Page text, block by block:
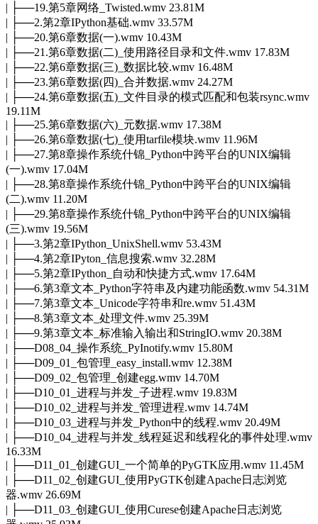
| ├──19.第5章网络_Twisted.wmv 23.81M
| ├──2.第2章IPython基础.wmv 33.57M
| ├──20.第6章数据(一).wmv 10.43M
| ├──21.第6章数据(二)_使用路径目录和文件.wmv 17.83M
| ├──22.第6章数据(三)_数据比较.wmv 16.48M
| ├──23.第6章数据(四)_合并数据.wmv 24.27M
| ├──24.第6章数据(五)_文件目录的模式匹配和包装rsync.wmv
19.11M
| ├──25.第6章数据(六)_元数据.wmv 17.38M
| ├──26.第6章数据(七)_使用tarfile模块.wmv 11.96M
| ├──27.第8章操作系统什锦_Python中跨平台的UNIX编辑
(一).wmv 17.04M
| ├──28.第8章操作系统什锦_Python中跨平台的UNIX编辑
(二).wmv 11.20M
| ├──29.第8章操作系统什锦_Python中跨平台的UNIX编辑
(三).wmv 19.56M
| ├──3.第2章IPython_UnixShell.wmv 53.43M
| ├──4.第2章IPyton_信息搜索.wmv 32.28M
| ├──5.第2章IPython_自动和快捷方式.wmv 17.64M
| ├──6.第3章文本_Python字符串及内建功能函数.wmv 54.31M
| ├──7.第3章文本_Unicode字符串和re.wmv 51.43M
| ├──8.第3章文本_处理文件.wmv 25.39M
| ├──9.第3章文本_标准输入输出和StringIO.wmv 20.38M
| ├──D08_04_操作系统_PyInotify.wmv 15.80M
| ├──D09_01_包管理_easy_install.wmv 12.38M
| ├──D09_02_包管理_创建egg.wmv 14.70M
| ├──D10_01_进程与并发_子进程.wmv 19.83M
| ├──D10_02_进程与并发_管理进程.wmv 14.74M
| ├──D10_03_进程与并发_Python中的线程.wmv 20.49M
| ├──D10_04_进程与并发_线程延迟和线程化的事件处理.wmv
16.33M
| ├──D11_01_创建GUI_一个简单的PyGTK应用.wmv 11.45M
| ├──D11_02_创建GUI_使用PyGTK创建Apache日志浏览
器.wmv 26.69M
| ├──D11_03_创建GUI_使用Curese创建Apache日志浏览